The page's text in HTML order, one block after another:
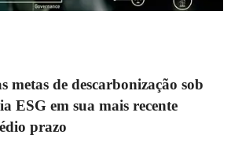
metas de descarbonização sob
ESG em sua mais recente
prazo